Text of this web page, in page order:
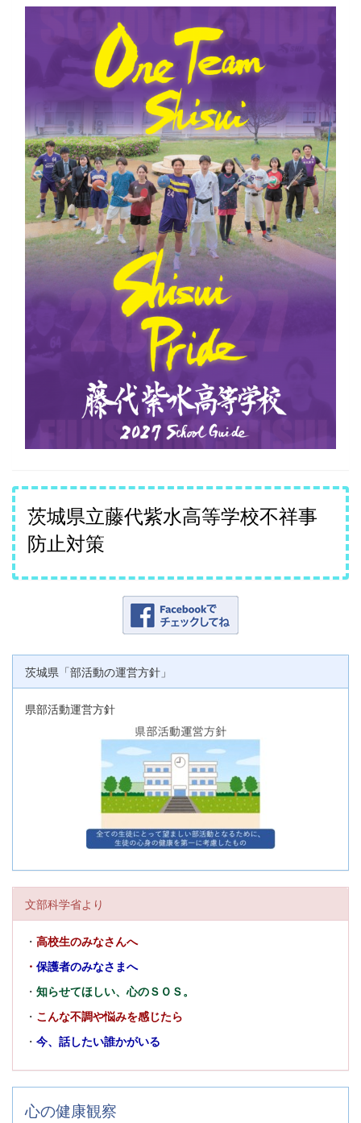
茨城県立藤代紫水高等学校不祥事
防止対策
茨城県「部活動の運営方針」
県部活動運営方針
文部科学省より
・ 高校生のみなさんへ
・ 保護者のみなさまへ
・ 知らせてほしい、心のＳＯＳ。
・ こんな不調や悩みを感じたら
・ 今、話したい誰かがいる
心の健康観察